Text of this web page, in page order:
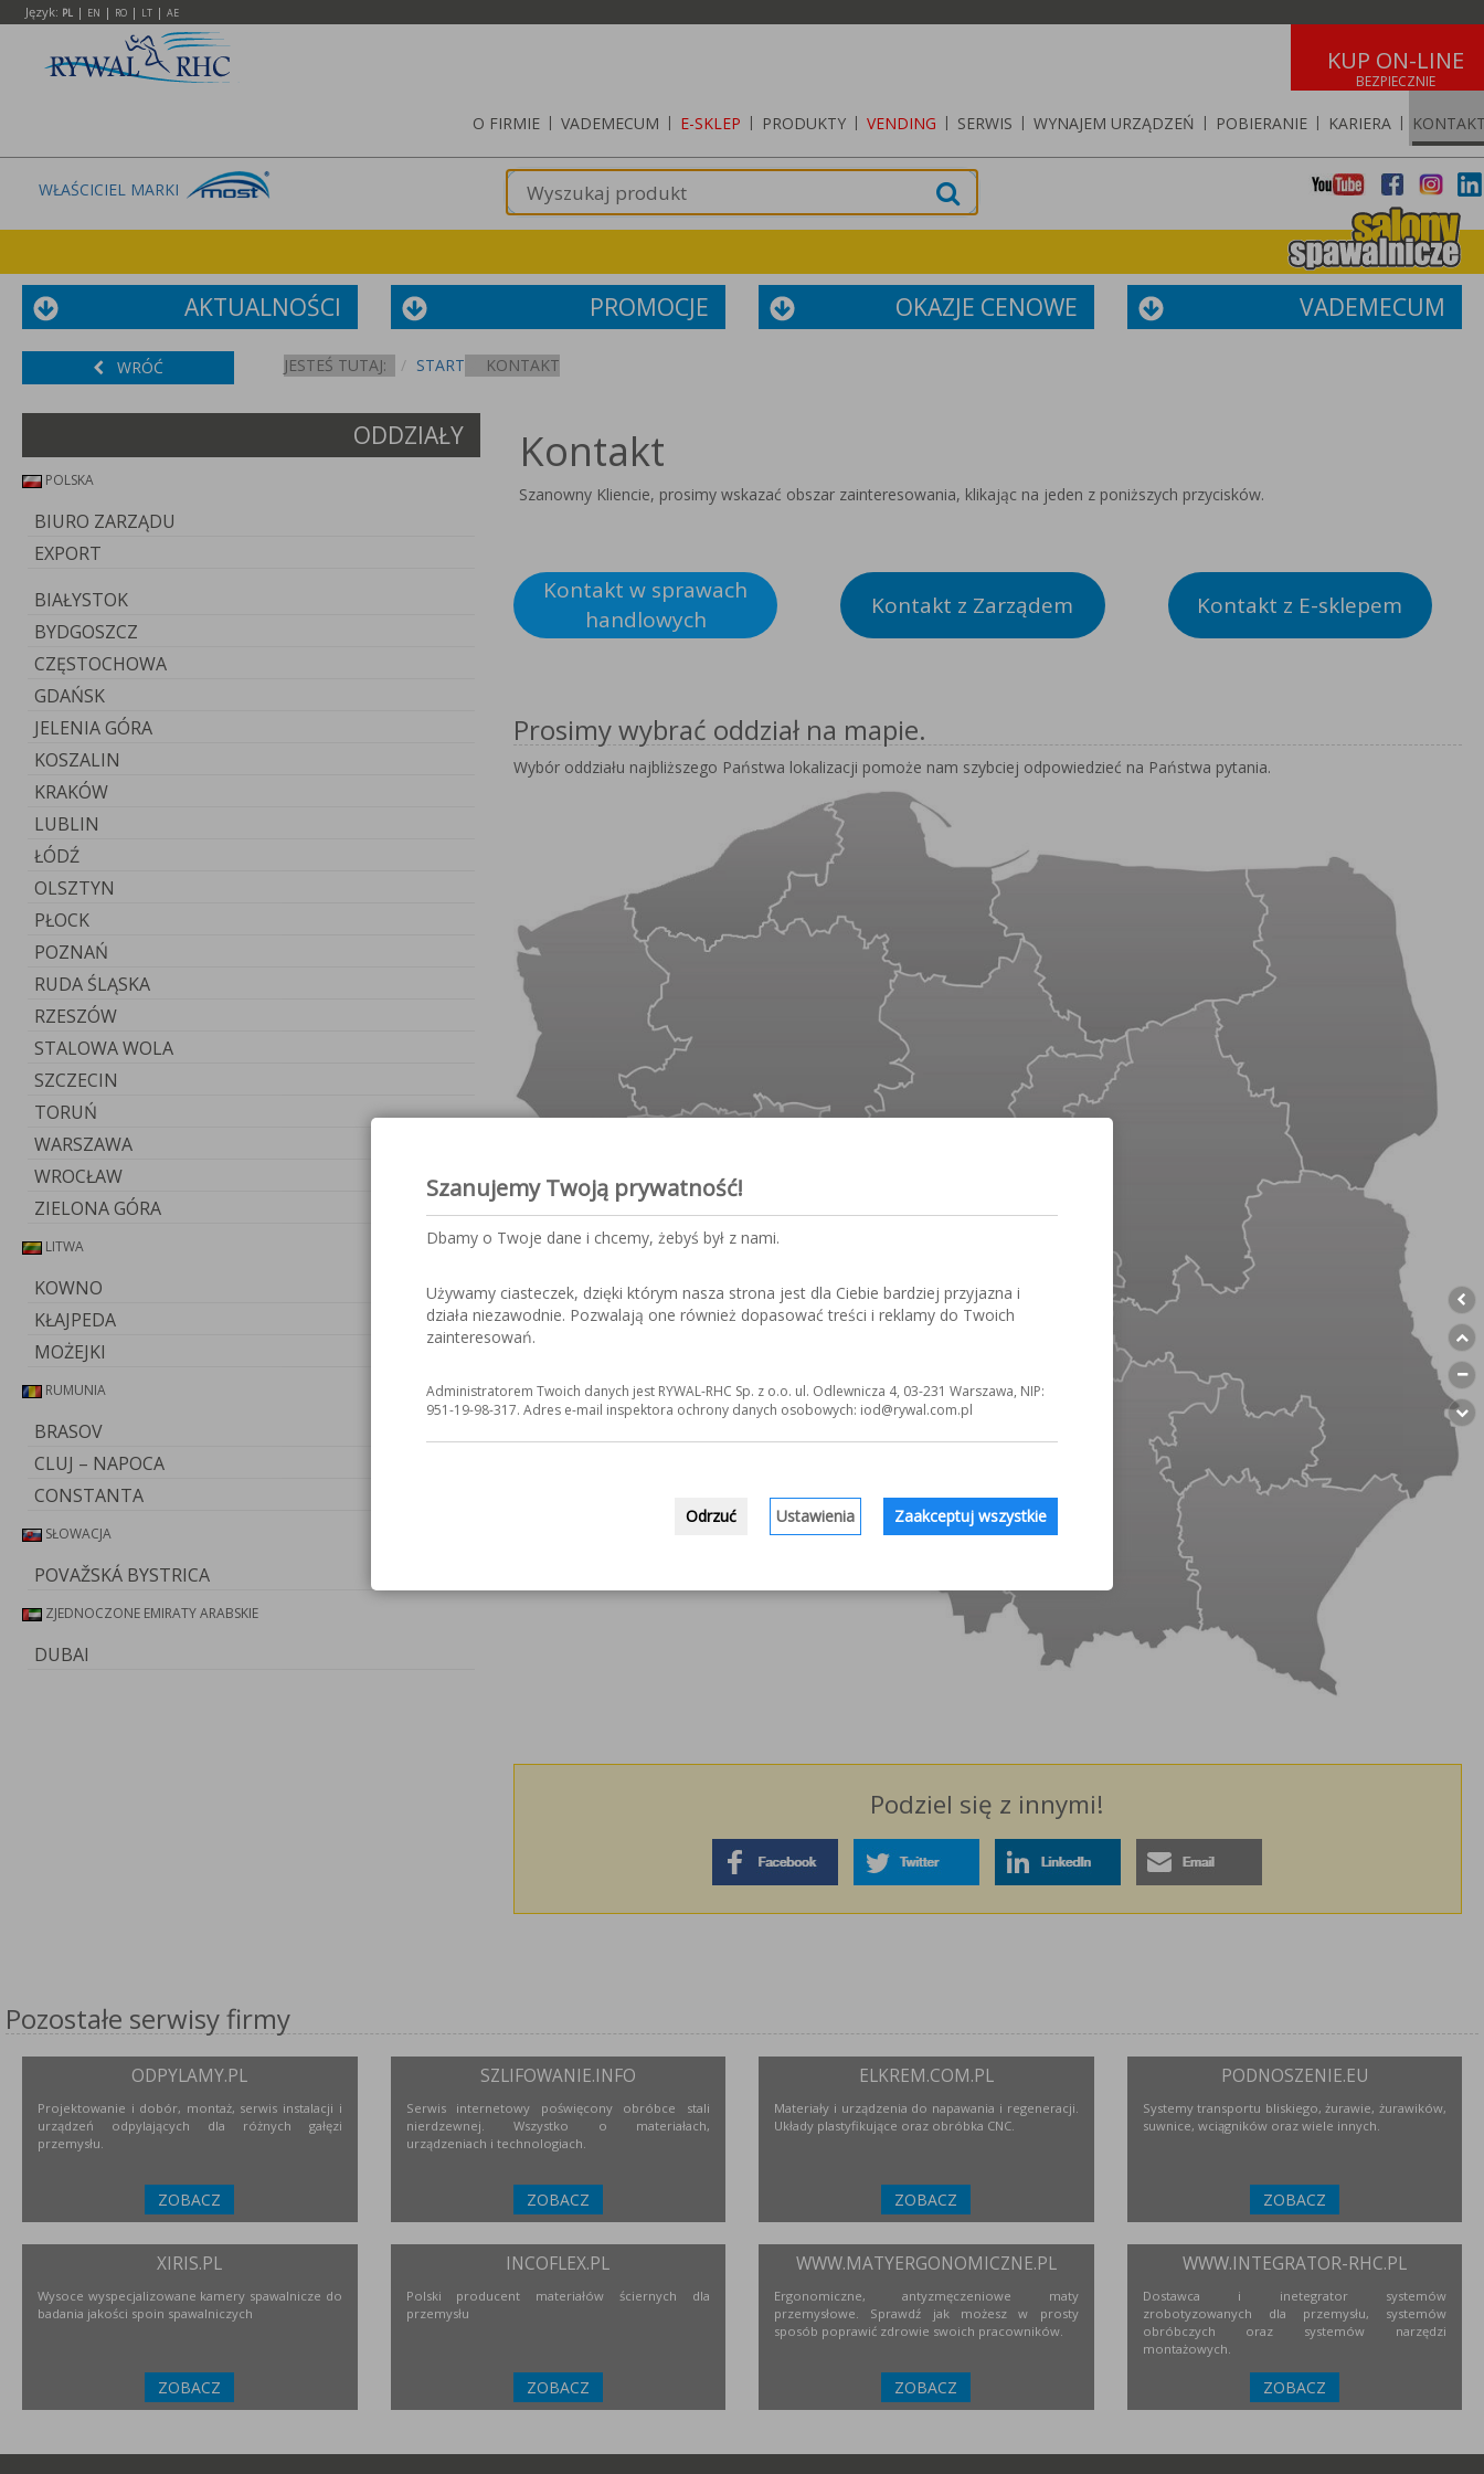
Język: PL | EN | RO | LT | AE
KUP ON-LINE
O FIRMIE | VADEMECUM | E-SKLEP | PRODUKTY | VENDING | SERWIS | WYNAJEM URZĄDZEŃ | POBIERANIE | KARIERA |
WŁAŚCICIEL MARKI
AKTUALNOŚCI PROMOCJE OKAZJE CENOWE VADEMECUM
WRÓĆ JESTEŚ TUTAJ: START KONTAKT
ODDZIAŁY
POLSKA
BIURO ZARZĄDU
EXPORT
BIAŁYSTOK
BYDGOSZCZ
CZĘSTOCHOWA
GDAŃSK
JELENIA GÓRA
KOSZALIN
KRAKÓW
LUBLIN
ŁÓDŹ
OLSZTYN
PŁOCK
POZNAŃ
RUDA ŚLĄSKA
RZESZÓW
STALOWA WOLA
SZCZECIN
TORUŃ
WARSZAWA
WROCŁAW
ZIELONA GÓRA
LITWA
KOWNO
KŁAJPEDA
MOŻEJKI
RUMUNIA
BRASOV
CLUJ – NAPOCA
CONSTANTA
SŁOWACJA
POVAŽSKÁ BYSTRICA
ZJEDNOCZONE EMIRATY ARABSKIE
DUBAI
Kontakt
Szanowny Kliencie, prosimy wskazać obszar zainteresowania, klikając na jeden z poniższych przycisków.
Kontakt w sprawach
handlowych
Kontakt z Zarządem Kontakt z E-sklepem
Prosimy wybrać oddział na mapie.
Wybór oddziału najbliższego Państwa lokalizacji pomoże nam szybciej odpowiedzieć na Państwa pytania.
Podziel się z innymi!
Pozostałe serwisy firmy
ODPYLAMY.PL
Projektowanie i dobór, montaż, serwis instalacji i
urządzeń odpylających dla różnych gałęzi
przemysłu.
ZOBACZ
SZLIFOWANIE.INFO
Serwis internetowy poświęcony obróbce stali
nierdzewnej. Wszystko o materiałach,
urządzeniach i technologiach.
ZOBACZ
ELKREM.COM.PL
Materiały i urządzenia do napawania i regeneracji.
Układy plastyfikujące oraz obróbka CNC.
ZOBACZ
PODNOSZENIE.EU
Systemy transportu bliskiego, żurawie, żurawików,
suwnice, wciągników oraz wiele innych.
ZOBACZ
XIRIS.PL
Wysoce wyspecjalizowane kamery spawalnicze do
badania jakości spoin spawalniczych
ZOBACZ
INCOFLEX.PL
Polski producent materiałów ściernych dla
przemysłu
ZOBACZ
WWW.MATYERGONOMICZNE.PL
Ergonomiczne, antyzmęczeniowe maty
przemysłowe. Sprawdź jak możesz w prosty
sposób poprawić zdrowie swoich pracowników.
ZOBACZ
WWW.INTEGRATOR-RHC.PL
Dostawca i inetegrator systemów
zrobotyzowanych dla przemysłu, systemów
obróbczych oraz systemów narzędzi
montażowych.
ZOBACZ
Szanujemy Twoją prywatność!
Dbamy o Twoje dane i chcemy, żebyś był z nami.
Używamy ciasteczek, dzięki którym nasza strona jest dla Ciebie bardziej przyjazna i
działa niezawodnie. Pozwalają one również dopasować treści i reklamy do Twoich
zainteresowań.
Administratorem Twoich danych jest RYWAL-RHC Sp. z o.o. ul. Odlewnicza 4, 03-231 Warszawa, NIP:
951-19-98-317. Adres e-mail inspektora ochrony danych osobowych: iod@rywal.com.pl
Odrzuć Ustawienia Zaakceptuj wszystkie